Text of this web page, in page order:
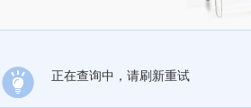
正在查询中，请刷新重试